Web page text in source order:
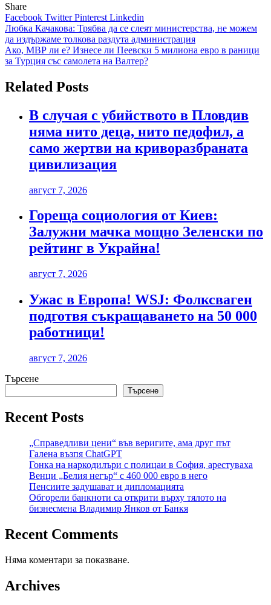
Share
Facebook TwitterPinterest Linkedin
Навигация
Любка Качакова: Трябва да се слеят министерства, не можем
да издържаме толкова раздута администрация
Ако, МВР ли е? Изнесе ли Пеевски 5 милиона евро в раници
за Турция със самолета на Валтер?
Related Posts
В случая с убийството в Пловдив
няма нито деца, нито педофил, а
само жертви на криворазбраната
цивилизация
август 7, 2026
Гореща социология от Киев:
Залужни мачка мощно Зеленски по
рейтинг в Украйна!
август 7, 2026
Ужас в Европа! WSJ: Фолксваген
подготвя съкращаването на 50 000
работници!
август 7, 2026
Търсене
Търсене
Recent Posts
„Справедливи цени“ във веригите, ама друг път
Галена възпя ChatGPT
Гонка на наркодилъри с полицаи в София, арестуваха
Венци „Белия негър“ с 460 000 евро в него
Пенсиите задушават и дипломацията
Обгорели банкноти са открити върху тялото на
бизнесмена Владимир Янков от Банкя
Recent Comments
Няма коментари за показване.
Archives